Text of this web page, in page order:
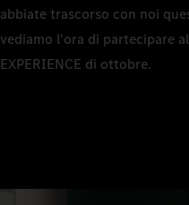
abbiate trascorso con noi
vediamo l'ora di partecipare
EXPERIENCE di ottobre.